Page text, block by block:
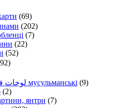
(69)
(202)
(7)
(22)
(52)
لوحات فنيه بالكهرمان мусульманські (9)
(2)
янтри (7)